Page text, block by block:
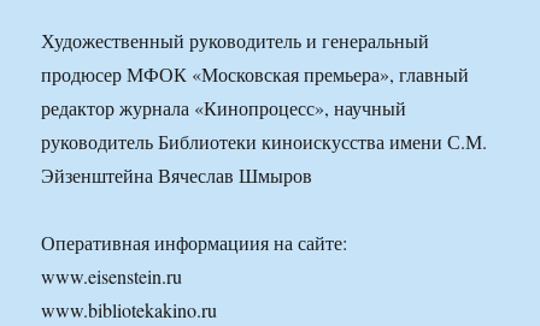
Художественный руководитель и генеральный
продюсер МФОК «Московская премьера», главный
редактор журнала «Кинопроцесс», научный
руководитель Библиотеки киноискусства имени С.М.
Эйзенштейна Вячеслав Шмыров
Оперативная информациия на сайте:
www.eisenstein.ru
www.bibliotekakino.ru